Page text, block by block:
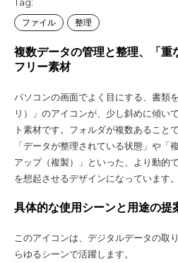
ファイル 整理
複数データの管理と整理、「重
フリー素材
パソコンの画面でよく目にする、書類
リ）」のアイコンが、少し斜めに傾い
ト素材です。フォルダが複数あること
「データが整理されている状態」や「
アップ（複製）」といった、より動的
を想起させるデザインになっています。
具体的な使用シーンと用途の提
このアイコンは、デジタルデータの取
らゆるシーンで活躍します。